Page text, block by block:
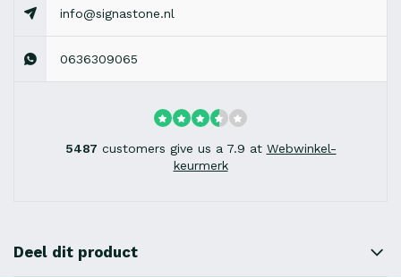
info@signastone.nl
0636309065
5487 customers give us a 7.9 at Webwinkel-
keurmerk
Deel dit product